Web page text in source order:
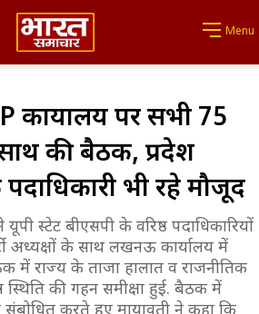
Menu
कार्यालय पर सभी 75
की बैठक, प्रदेश
भी रहे मौजूद
यूपी स्टेट बीएसपी के वरिष्ठ पदाधिकारियों
अध्यक्षों के साथ लखनऊ कार्यालय में
में राज्य के ताजा हालात व राजनीतिक
स्थिति की गहन समीक्षा हुई. बैठक में